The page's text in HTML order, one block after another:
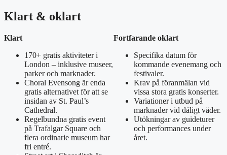
Klart & oklart
Klart
170+ gratis aktiviteter i
London – inklusive museer,
parker och marknader.
Choral Evensong är enda
gratis alternativet för att se
insidan av St. Paul’s
Cathedral.
Regelbundna gratis event
på Trafalgar Square och
flera ordinarie museum har
fri entré.
Fortfarande oklart
Specifika datum för
kommande evenemang och
festivaler.
Krav på föranmälan vid
vissa stora gratis konserter.
Variationer i utbud på
marknader vid dåligt väder.
Utökningar av guideturer
och performances under
året.